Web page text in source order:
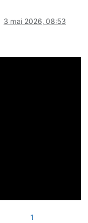
3 mai 2026, 08:53
1